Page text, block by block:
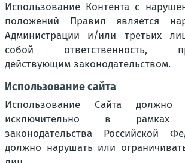
Использование Контента с
положений Правил является
Администрации и/или третьих
собой ответственность,
действующим законодательством.
Использование сайта
Использование Сайта должно
исключительно в рамках
законодательства Российской
должно нарушать или